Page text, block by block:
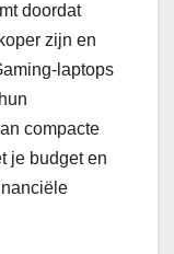
doordat
zijn en
laptops
compacte
je budget en